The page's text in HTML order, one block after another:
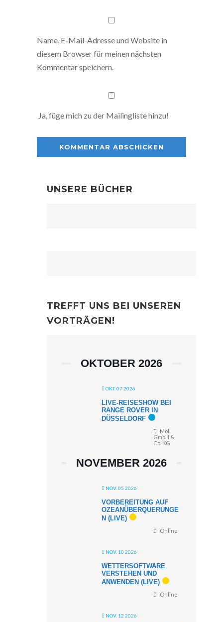
Name, E-Mail-Adresse und Website in
diesem Browser für meinen nächsten
Kommentar speichern.
Ja, füge mich zu der Mailingliste hinzu!
UNSERE BÜCHER
TREFFT UNS BEI UNSEREN
VORTRÄGEN!
OKTOBER 2026
OKT. 07 2026
LIVE-REISESHOW BEI
RANGE ROVER IN
DÜSSELDORF
Moll
GmbH &
Co. KG
NOVEMBER 2026
NOV. 05 2026
VORBEREITUNG AUF
OZEANÜBERQUERUNGE
N (LIVE)
Online
NOV. 10 2026
WETTERSOFTWARE
VERSTEHEN UND
ANWENDEN (LIVE)
Online
NOV. 12 2026